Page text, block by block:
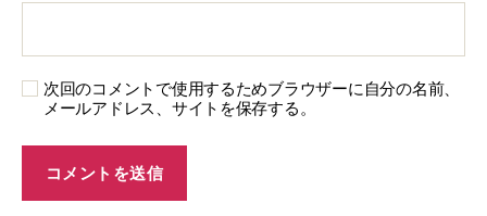
次回のコメントで使用するためブラウザーに自分の名前、
メールアドレス、サイトを保存する。